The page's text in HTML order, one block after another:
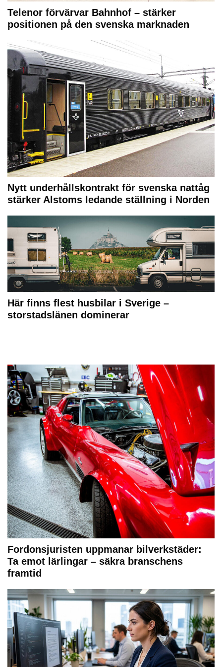
Telenor förvärvar Bahnhof – stärker
positionen på den svenska marknaden
Nytt underhållskontrakt för svenska nattåg
stärker Alstoms ledande ställning i Norden
Här finns flest husbilar i Sverige –
storstadslänen dominerar
Fordonsjuristen uppmanar bilverkstäder:
Ta emot lärlingar – säkra branschens
framtid